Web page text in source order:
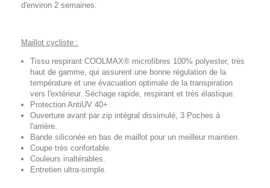
d'environ 2 semaines.
Maillot cycliste :
Tissu respirant COOLMAX® microfibres 100% polyester, très
haut de gamme, qui assurent une bonne régulation de la
température et une évacuation optimale de la transpiration
vers l'extérieur. Séchage rapide, respirant et très élastique.
Protection AntiUV 40+
Ouverture avant par zip intégral dissimulé, 3 Poches à
l'arrière.
Bande siliconée en bas de maillot pour un meilleur maintien.
Coupe très confortable.
Couleurs inaltérables.
Entretien ultra-simple.